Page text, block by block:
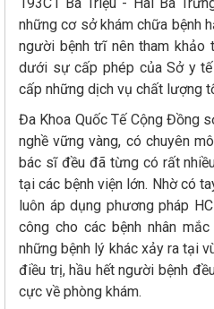
những cơ sở khám chữa bệnh
người bệnh trĩ nên tham khảo
dưới sự cấp phép của Sở y
cấp những dịch vụ chất lượng
Đa Khoa Quốc Tế Cộng Đồng
nghề vững vàng, có chuyên
bác sĩ đều đã từng có rất
tại các bệnh viện lớn. Nhờ có
luôn áp dụng phương pháp
công cho các bệnh nhân
những bệnh lý khác xảy ra tại
điều trị, hầu hết người bệnh
cực về phòng khám.